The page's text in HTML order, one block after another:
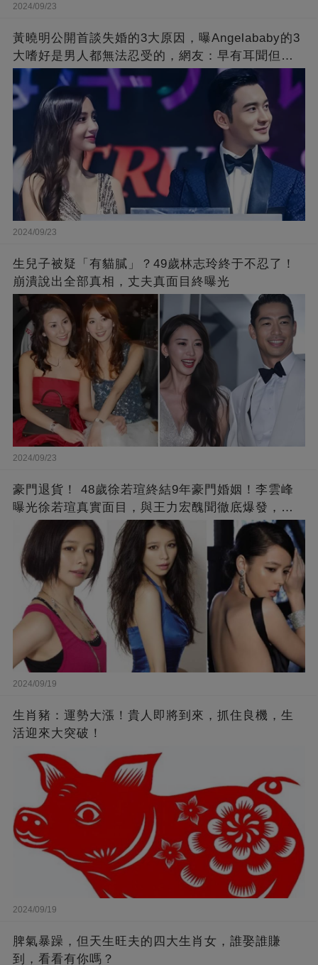
2024/09/23
黃曉明公開首談失婚的3大原因，曝Angelababy的3
大嗜好是男人都無法忍受的，網友：早有耳聞但想
不到那麼嚴重！
2024/09/23
生兒子被疑「有貓膩」？49歲林志玲終于不忍了！
崩潰說出全部真相，丈夫真面目終曝光
2024/09/23
豪門退貨！ 48歲徐若瑄終結9年豪門婚姻！李雲峰
曝光徐若瑄真實面目，與王力宏醜聞徹底爆發，原
來李靚蕾說的都是真的 ！
2024/09/19
生肖豬：運勢大漲！貴人即將到來，抓住良機，生
活迎來大突破！
2024/09/19
脾氣暴躁，但天生旺夫的四大生肖女，誰娶誰賺
到，看看有你嗎？